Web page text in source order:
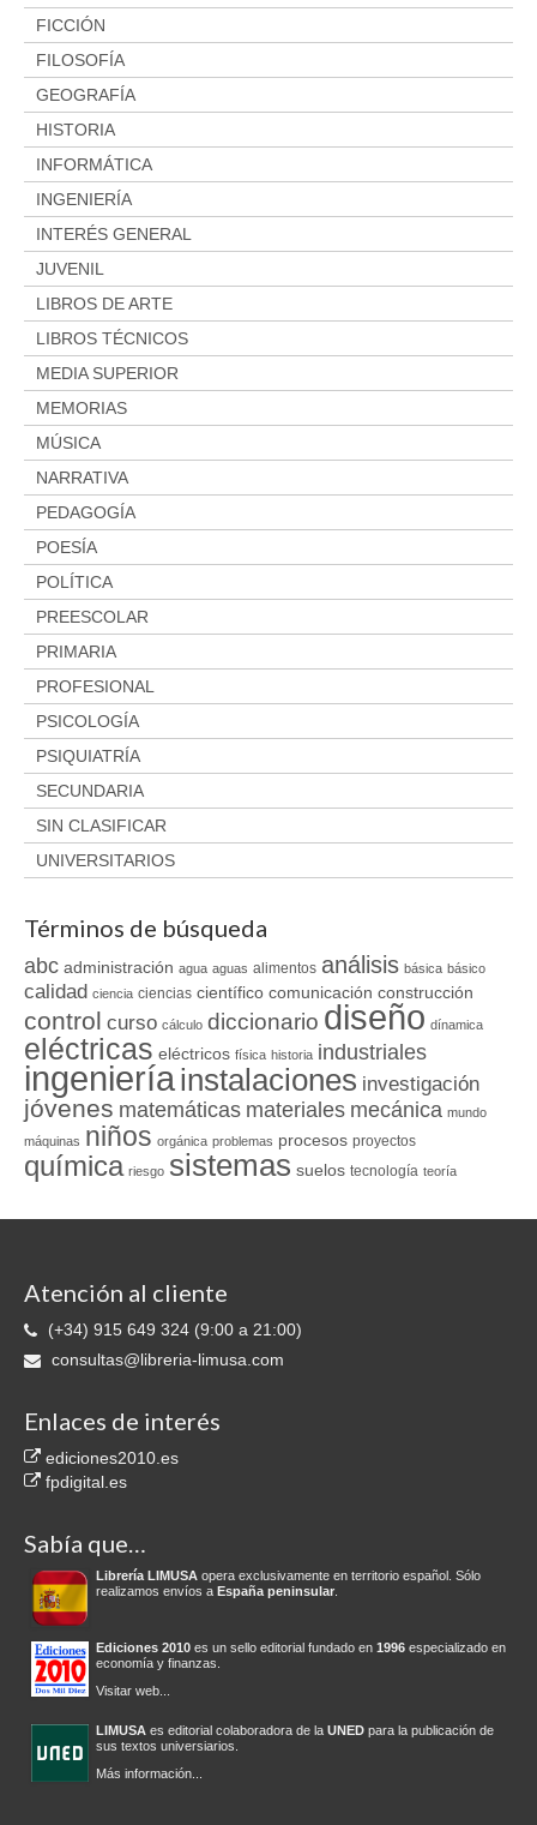
FICCIÓN
FILOSOFÍA
GEOGRAFÍA
HISTORIA
INFORMÁTICA
INGENIERÍA
INTERÉS GENERAL
JUVENIL
LIBROS DE ARTE
LIBROS TÉCNICOS
MEDIA SUPERIOR
MEMORIAS
MÚSICA
NARRATIVA
PEDAGOGÍA
POESÍA
POLÍTICA
PREESCOLAR
PRIMARIA
PROFESIONAL
PSICOLOGÍA
PSIQUIATRÍA
SECUNDARIA
SIN CLASIFICAR
UNIVERSITARIOS
Términos de búsqueda
abc administración agua aguas alimentos análisis básica básico
calidad ciencia ciencias científico comunicación construcción
control curso cálculo diccionario diseño dínamica
eléctricas eléctricos física historia industriales
ingenieríainstalaciones investigación
jóvenes matemáticas materiales mecánica mundo
máquinas niños orgánica problemas procesos proyectos
química riesgo sistemas suelos tecnología teoría
Atención al cliente
(+34) 915 649 324 (9:00 a 21:00)
consultas@libreria-limusa.com
Enlaces de interés
ediciones2010.es
fpdigital.es
Sabía que…
Librería LIMUSA opera exclusivamente en territorio español. Sólo
realizamos envíos a España peninsular
Ediciones 2010 es un sello editorial fundado en 1996 especializado en
economía y finanzas.
Visitar web...
LIMUSA es editorial colaboradora de la UNED para la publicación de
sus textos universiarios.
Más información...